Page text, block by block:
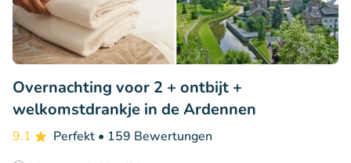
Overnachting voor 2 + ontbijt +
welkomstdrankje in de Ardennen
9.1 Perfekt • 159 Bewertungen